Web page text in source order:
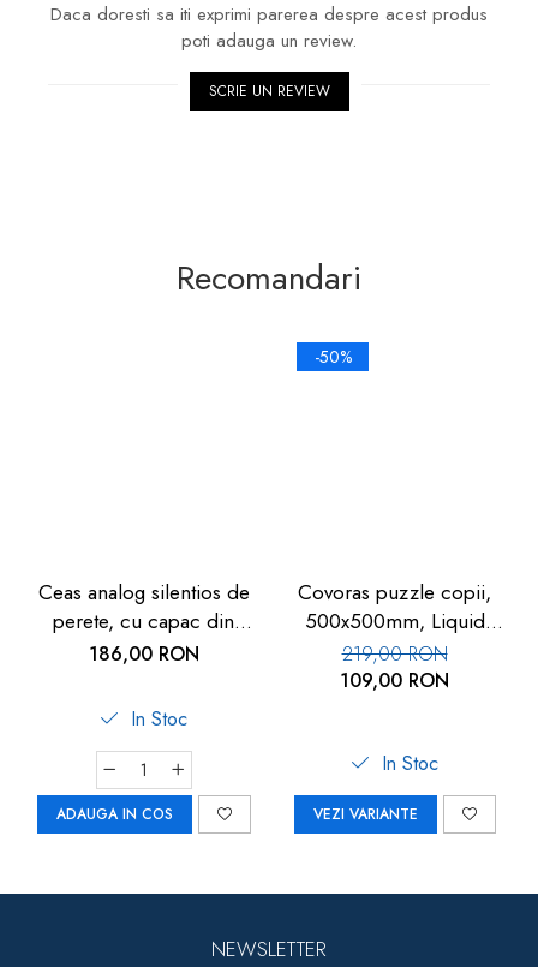
Daca doresti sa iti exprimi parerea despre acest produs
poti adauga un review.
SCRIE UN REVIEW
Recomandari
Ceas analog silentios de
perete, cu capac din
sticla, cifre mari, alb, TFA
186,00 RON
In Stoc
ADAUGA IN COS
-50%
Covoras puzzle copii,
500x500mm, Liquid
Floor
219,00 RON
109,00 RON
In Stoc
VEZI VARIANTE
NEWSLETTER